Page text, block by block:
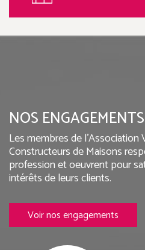
NOS ENGAGEMENTS
Les membres de l'Association
Constructeurs de Maisons
profession et oeuvrent pour
intérêts de leurs clients.
Voir nos engagements